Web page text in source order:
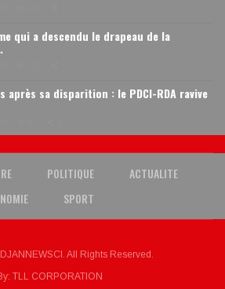
qui a descendu le drapeau de la
après sa disparition : le PDCI-RDA ravive
POLITIQUE
ACTUALITE
SPORT
All Rights Reserved.
TLL CORPORATION